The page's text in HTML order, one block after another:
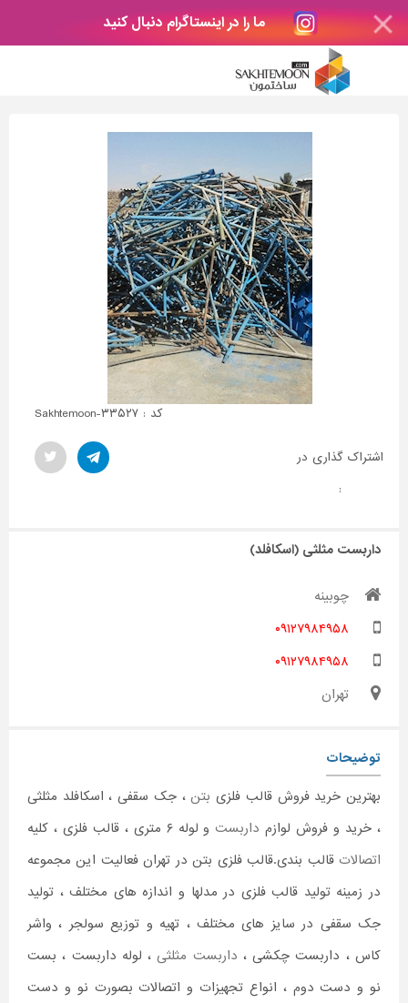
ما را در اینستاگرام دنبال کنید
کد : Sakhtemoon-۳۳۵۲۷
اشتراک گذاری در
:
داربست مثلثی (اسکافلد)
چوبینه
۰۹۱۲۷۹۸۴۹۵۸
۰۹۱۲۷۹۸۴۹۵۸
تهران
توضیحات
بهترین خرید فروش قالب فلزی بتن، جک سقفی ، اسکافلد مثلثی
، خرید و فروش لوازم داربستو لوله ۶ متری ، قالب فلزی ، کلیه
اتصالات قالب بندی.قالب فلزی بتن در تهران فعالیت این مجموعه
در زمینه تولید قالب فلزی در مدلها و اندازه های مختلف ، تولید
جک سقفی در سایز های مختلف ، تهیه و توزیع سولجر ، واشر
کاس ، داربست چکشی ، داربست مثلثی، لوله داربست ، بست
نو و دست دوم ، انواع تجهیزات و اتصالات بصورت نو و دست